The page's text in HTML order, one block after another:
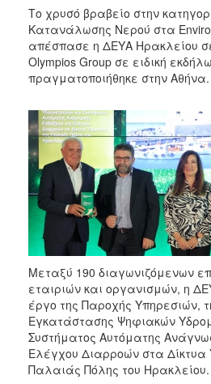
2020
2019
2018
2017
2016
2015
2013
2012
2011
2010
2006
ΔΗΜΟΤΗΣ
ΕΠΙΣΚΕΠΤΗΣ
Το χρυσό βραβείο στην
Κατανάλωσης Νερού στα
απέσπασε η ΔΕΥΑ Ηρακλείου
Olympios Group σε ειδική
πραγματοποιήθηκε στην Αθήνα.
Μεταξύ 190 διαγωνιζόμενων
εταιριών και οργανισμών, η
έργο της Παροχής Υπηρεσιών,
Εγκατάστασης Ψηφιακών
Συστήματος Αυτόματης
Ελέγχου Διαρροών στα Δίκτυα
Παλαιάς Πόλης του Ηρακλείου.